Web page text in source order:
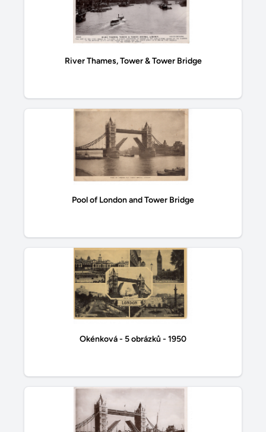
River Thames, Tower & Tower Bridge
Pool of London and Tower Bridge
Okénková - 5 obrázků - 1950